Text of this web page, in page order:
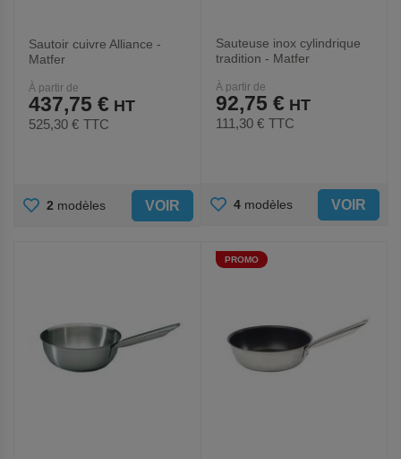
Sautoir cuivre Alliance -
Matfer
À partir de
437,75 €
525,30 € TTC
AJOUTER
2 modèles VOIR
Sauteuse inox cylindrique
tradition - Matfer
À partir de
92,75 €
111,30 € TTC
AJOUTER
FAVORIS
4 modèles VOIR
PROMO